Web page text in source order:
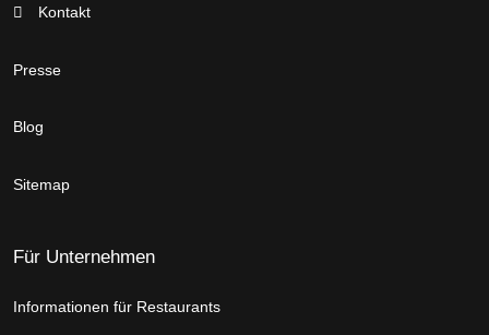
Kontakt
Presse
Blog
Sitemap
Für Unternehmen
Informationen für Restaurants